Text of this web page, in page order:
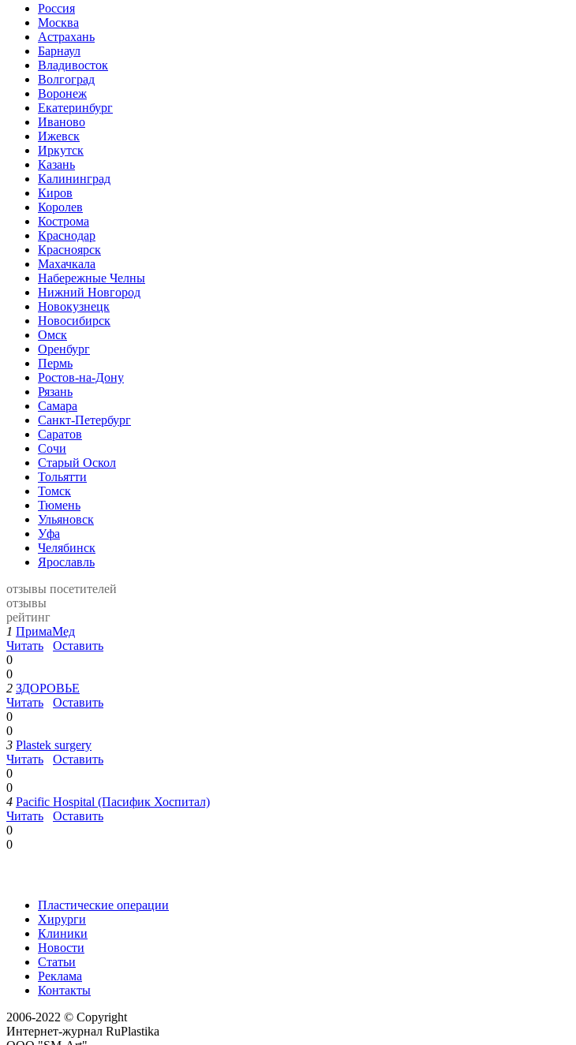
Россия
Москва
Астрахань
Барнаул
Владивосток
Волгоград
Воронеж
Екатеринбург
Иваново
Ижевск
Иркутск
Казань
Калининград
Киров
Королев
Кострома
Краснодар
Красноярск
Махачкала
Набережные Челны
Нижний Новгород
Новокузнецк
Новосибирск
Омск
Оренбург
Пермь
Ростов-на-Дону
Рязань
Самара
Санкт-Петербург
Саратов
Сочи
Старый Оскол
Тольятти
Томск
Тюмень
Ульяновск
Уфа
Челябинск
Ярославль
отзывы посетителей
отзывы
рейтинг
1 ПримаМед
Читать
Оставить
0
0
2 ЗДОРОВЬЕ
Читать
Оставить
0
0
3 Plastek surgery
Читать
Оставить
0
0
4 Pacific Hospital (Пасифик Хоспитал)
Читать
Оставить
0
0
Пластические операции
Хирурги
Клиники
Новости
Статьи
Реклама
Контакты
2006-2022 © Copyright
Интернет-журнал RuPlastika